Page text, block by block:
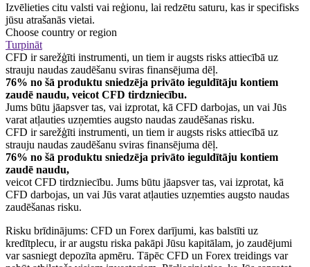
Izvēlieties citu valsti vai reģionu, lai redzētu saturu, kas ir specifisks
jūsu atrašanās vietai.
Choose country or region
Turpināt
CFD ir sarežģīti instrumenti, un tiem ir augsts risks attiecībā uz
strauju naudas zaudēšanu sviras finansējuma dēļ.
76% no šā produktu sniedzēja privāto ieguldītāju kontiem
zaudē naudu, veicot CFD tirdzniecību.
Jums būtu jāapsver tas, vai izprotat, kā CFD darbojas, un vai Jūs
varat atļauties uzņemties augsto naudas zaudēšanas risku.
CFD ir sarežģīti instrumenti, un tiem ir augsts risks attiecībā uz
strauju naudas zaudēšanu sviras finansējuma dēļ.
76% no šā produktu sniedzēja privāto ieguldītāju kontiem
zaudē naudu,
veicot CFD tirdzniecību. Jums būtu jāapsver tas, vai izprotat, kā
CFD darbojas, un vai Jūs varat atļauties uzņemties augsto naudas
zaudēšanas risku.
Risku brīdinājums: CFD un Forex darījumi, kas balstīti uz
kredītplecu, ir ar augstu riska pakāpi Jūsu kapitālam, jo zaudējumi
var sasniegt depozīta apmēru. Tāpēc CFD un Forex treidings var